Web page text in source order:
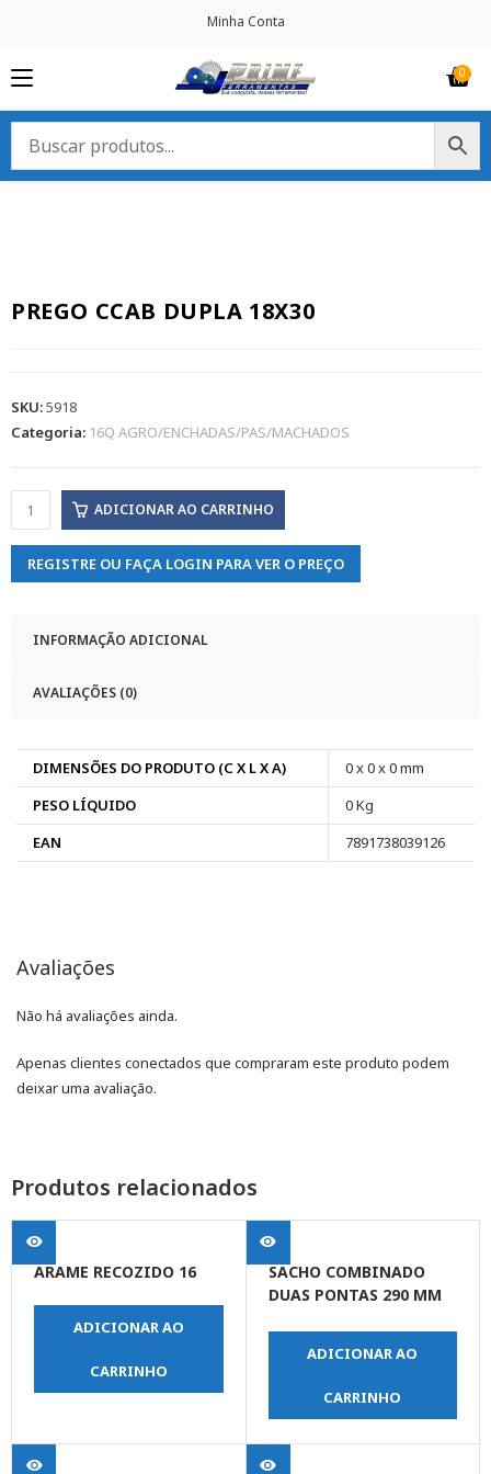
Minha Conta
PREGO CCAB DUPLA 18X30
SKU:5918
Categoria: 16Q AGRO/ENCHADAS/PAS/MACHADOS
ADICIONAR AO CARRINHO
REGISTRE OU FAÇA LOGIN PARA VER O PREÇO
INFORMAÇÃO ADICIONAL
AVALIAÇÕES (0)
DIMENSÕES DO PRODUTO (C X L X A)
0 x 0 x 0 mm
PESO LÍQUIDO
0 Kg
EAN
7891738039126
Avaliações
Não há avaliações ainda.
Apenas clientes conectados que compraram este produto podem
deixar uma avaliação.
Produtos relacionados
ARAME RECOZIDO 16
ADICIONAR AO
CARRINHO
SACHO COMBINADO
DUAS PONTAS 290 MM
ADICIONAR AO
CARRINHO